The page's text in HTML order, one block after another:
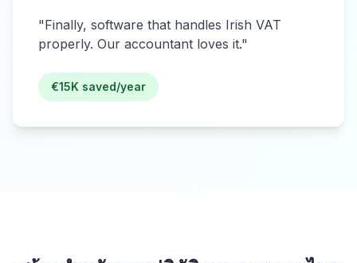
"Finally, software that handles Irish VAT
properly. Our accountant loves it."
€15K saved/year